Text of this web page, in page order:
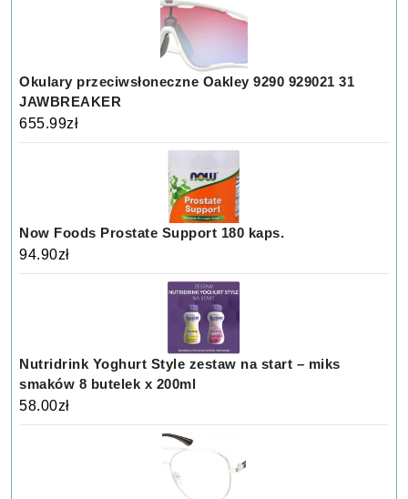
Okulary przeciwsłoneczne Oakley 9290 929021 31
JAWBREAKER
655.99zł
Now Foods Prostate Support 180 kaps.
94.90zł
Nutridrink Yoghurt Style zestaw na start – miks
smaków 8 butelek x 200ml
58.00zł